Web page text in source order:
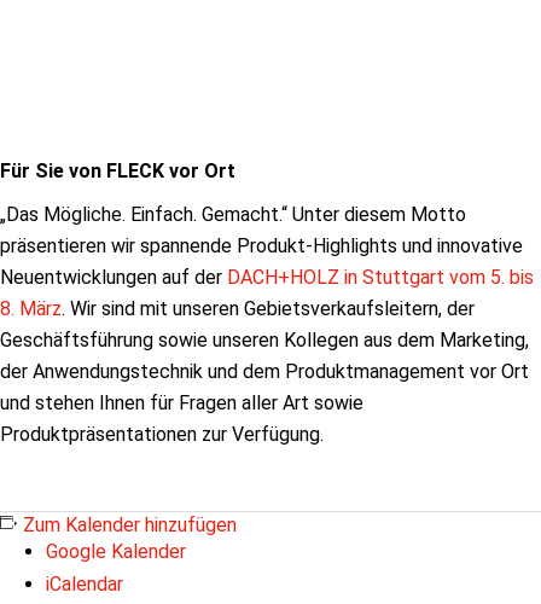
Für Sie von FLECK vor Ort
„Das Mögliche. Einfach. Gemacht.“ Unter diesem Motto
präsentieren wir spannende Produkt-Highlights und innovative
Neuentwicklungen auf der DACH+HOLZ in Stuttgart vom 5. bis
8. März. Wir sind mit unseren Gebietsverkaufsleitern, der
Geschäftsführung sowie unseren Kollegen aus dem Marketing,
der Anwendungstechnik und dem Produktmanagement vor Ort
und stehen Ihnen für Fragen aller Art sowie
Produktpräsentationen zur Verfügung.
Zum Kalender hinzufügen
Google Kalender
iCalendar